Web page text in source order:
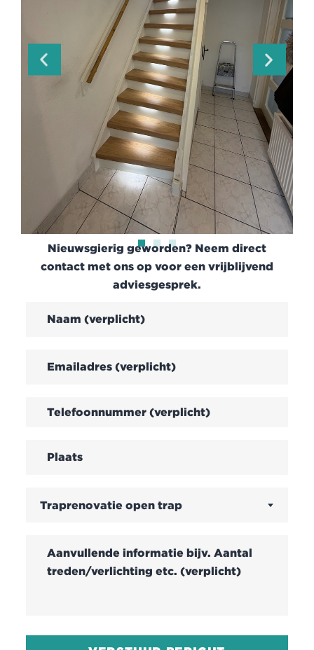
Nieuwsgierig geworden? Neem direct
contact met ons op voor een vrijblijvend
adviesgesprek.
Traprenovatie open trap